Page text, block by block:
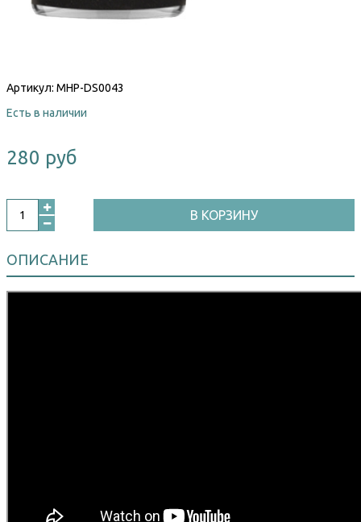
Артикул: MHP-DS0043
Есть в наличии
280 руб
В КОРЗИНУ
ОПИСАНИЕ